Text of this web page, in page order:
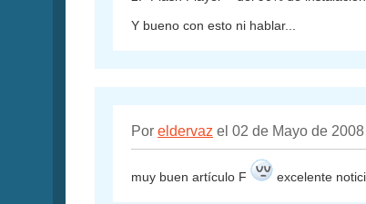
Y bueno con esto ni hablar...
Por eldervaz el 02 de Mayo de 2008
muy buen artículo F excelente